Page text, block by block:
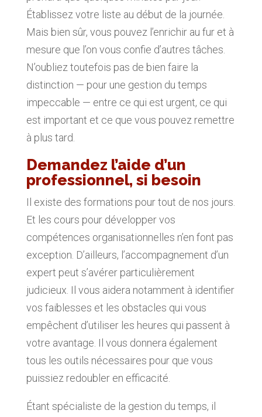
Établissez votre liste au début de la journée.
Mais bien sûr, vous pouvez l’enrichir au fur et à
mesure que l’on vous confie d’autres tâches.
N’oubliez toutefois pas de bien faire la
distinction — pour une gestion du temps
impeccable — entre ce qui est urgent, ce qui
est important et ce que vous pouvez remettre
à plus tard.
Demandez l’aide d’un
professionnel, si besoin
Il existe des formations pour tout de nos jours.
Et les cours pour développer vos
compétences organisationnelles n’en font pas
exception. D’ailleurs, l’accompagnement d’un
expert peut s’avérer particulièrement
judicieux. Il vous aidera notamment à identifier
vos faiblesses et les obstacles qui vous
empêchent d’utiliser les heures qui passent à
votre avantage. Il vous donnera également
tous les outils nécessaires pour que vous
puissiez redoubler en efficacité.
Étant spécialiste de la gestion du temps, il